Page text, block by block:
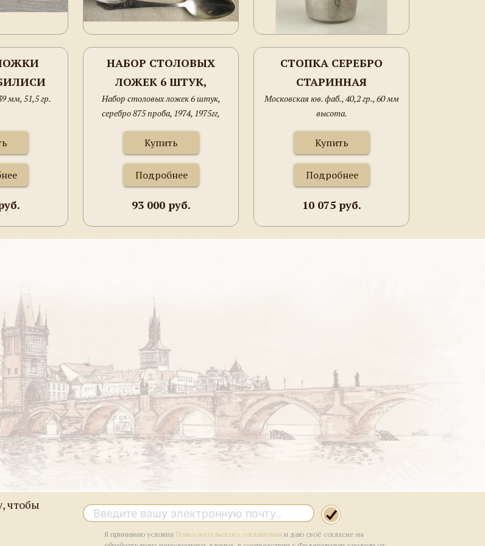
мм, 51,5 гр.
НАБОР СТОЛОВЫХ
ЛОЖЕК 6 ШТУК,
СЕРЕБРО 875 ПРОБА,
1974, 1975ГГ, СССР,
ПАВЛОВСК, 454 ГРАММА,
211ММ.
Набор столовых ложек 6 штук,
серебро 875 проба, 1974, 1975гг,
Купить
Подробнее
93 000 руб.
СТОПКА СЕРЕБРО
СТАРИННАЯ
Московская юв. фаб., 40,2 гр., 60 мм
высота.
Купить
Подробнее
10 075 руб.
чтобы
Я принимаю условия Пользовательского соглашения и даю своё согласие на